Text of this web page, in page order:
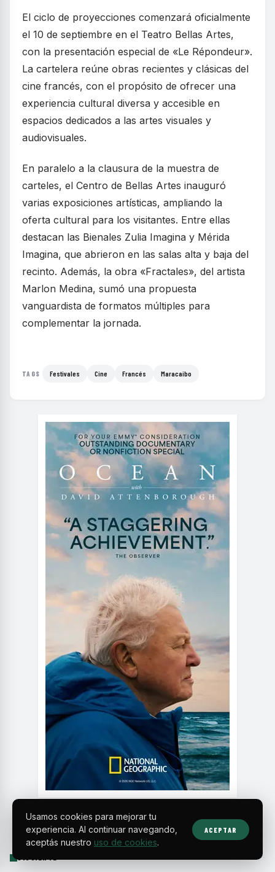
El ciclo de proyecciones comenzará oficialmente
el 10 de septiembre en el Teatro Bellas Artes,
con la presentación especial de «Le Répondeur».
La cartelera reúne obras recientes y clásicas del
cine francés, con el propósito de ofrecer una
experiencia cultural diversa y accesible en
espacios dedicados a las artes visuales y
audiovisuales.
En paralelo a la clausura de la muestra de
carteles, el Centro de Bellas Artes inauguró
varias exposiciones artísticas, ampliando la
oferta cultural para los visitantes. Entre ellas
destacan las Bienales Zulia Imagina y Mérida
Imagina, que abrieron en las salas alta y baja del
recinto. Además, la obra «Fractales», del artista
Marlon Medina, sumó una propuesta
vanguardista de formatos múltiples para
complementar la jornada.
TAGS Festivales Cine Francés Maracaibo
SIGUIENTE
Usamos cookies para mejorar tu
experiencia. Al continuar navegando,
aceptás nuestro uso de cookies.
ACEPTAR